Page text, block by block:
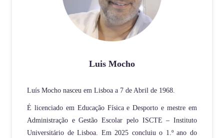
Luis Mocho
Luís Mocho nasceu em Lisboa a 7 de Abril de 1968.
É licenciado em Educação Física e Desporto e mestre em
Administração e Gestão Escolar pelo ISCTE – Instituto
Universitário de Lisboa. Em 2025 concluiu o 1.º ano do